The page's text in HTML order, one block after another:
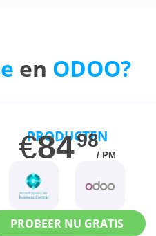
en ODOO?
PRODUCTEN
€8498
/ PM
PROBEER NU GRATIS